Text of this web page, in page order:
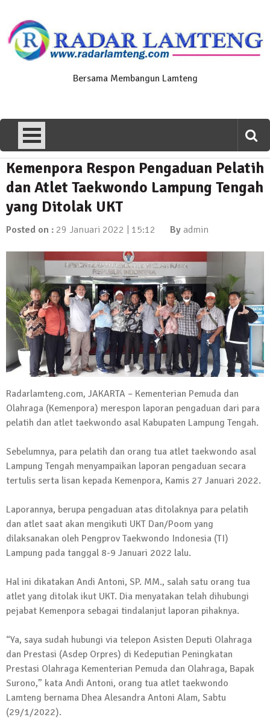
content
Bersama Membangun Lamteng
News Flash
Polres Lamteng Gelar Upacara
Peringatan Hari Pahlawan, Teladani
Semangat Pengorbanan untuk Bangsa
10 November 2025 | 14:07
Puluhan Warga Dusun III Geruduk
Balai Kampung Pujobasuki, Tuntut
Kadus Untuk Mundur
4 September 2025 | 15:40
News Flash
iklan ucapan HUT RI
20 Agustus 2025 | 14:43
News Flash
Rumbia, Pelaku Ditangkap di Lamtim
26 Juli 2025 | 10:33
Kejari Geledah Kantor Disporapar
Lamteng Terkait Dugaan Korupsi Dana
Hibah Koni
News Flash
Berikut Jadwal Debat Kandidat Cabup-
Cawabup Lampung Tengah
13 Oktober 2024 | 12:22
Jumat Berkah SMSI Tulang Bawang
Sasar Sejumlah Warga Kurang Mampu
12 Juli 2024 | 15:15
Dengan Semangat Muda, Ida Bagus
Wisnu Pujana Mengambil Berkas
Penjaringan Balonkada di DPC PDI P
Lamtim
1 Mei 2024 | 12:10
News Flash
Kemenpora Respon Pengaduan Pelatih
dan Atlet Taekwondo Lampung Tengah
yang Ditolak UKT
Posted on : 29 Januari 2022 | 15:12 By admin
Radarlamteng.com, JAKARTA – Kementerian Pemuda dan
Olahraga (Kemenpora) merespon laporan pengaduan dari para
pelatih dan atlet taekwondo asal Kabupaten Lampung Tengah.
Sebelumnya, para pelatih dan orang tua atlet taekwondo asal
Lampung Tengah menyampaikan laporan pengaduan secara
tertulis serta lisan kepada Kemenpora, Kamis 27 Januari 2022.
Laporannya, berupa pengaduan atas ditolaknya para pelatih
dan atlet saat akan mengikuti UKT Dan/Poom yang
dilaksanakan oleh Pengprov Taekwondo Indonesia (TI)
Lampung pada tanggal 8-9 Januari 2022 lalu.
Hal ini dikatakan Andi Antoni, SP. MM., salah satu orang tua
atlet yang ditolak ikut UKT. Dia menyatakan telah dihubungi
pejabat Kemenpora sebagai tindalanjut laporan pihaknya.
“Ya, saya sudah hubungi via telepon Asisten Deputi Olahraga
dan Prestasi (Asdep Orpres) di Kedeputian Peningkatan
Prestasi Olahraga Kementerian Pemuda dan Olahraga, Bapak
Surono,” kata Andi Antoni, orang tua atlet taekwondo
Lamteng bernama Dhea Alesandra Antoni Alam, Sabtu
(29/1/2022).